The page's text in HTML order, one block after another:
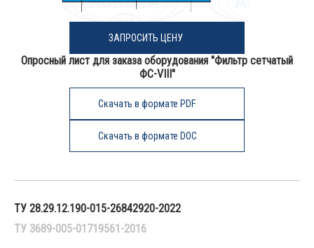
ЗАПРОСИТЬ ЦЕНУ
Опросный лист для заказа оборудования "Фильтр сетчатый
ФС-VIII"
Скачать в формате PDF
Скачать в формате DOC
ТУ 28.29.12.190-015-26842920-2022
ТУ 3689-005-01719561-2016